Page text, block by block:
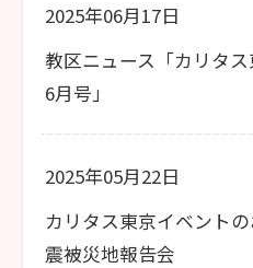
2025年06月17日
教区ニュース「カリタ
6月号」
2025年05月22日
カリタス東京イベント
震被災地報告会